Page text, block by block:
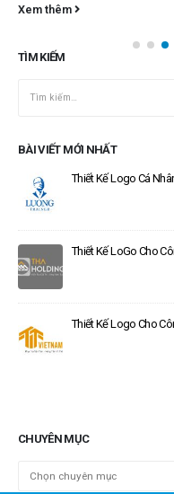
Xem thêm
TÌM KIẾM
BÀI VIẾT MỚI NHẤT
Thiết Kế Logo Cá
Thiết Kế LoGo Cho
Thiết Kế Logo Cho
CHUYÊN MỤC